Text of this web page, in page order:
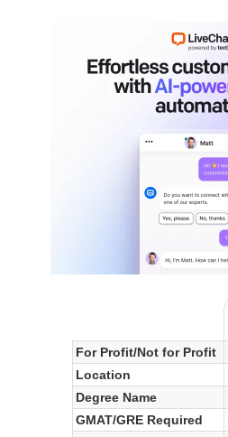
For Profit/Not for Profit
Location
Degree Name
GMAT/GRE Required